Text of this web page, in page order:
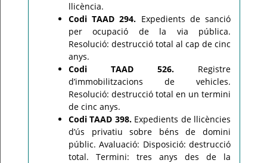
llicència.
Codi TAAD 294. Expedients de sanció
per ocupació de la via pública.
Resolució: destrucció total al cap de cinc
anys.
Codi TAAD 526. Registre
d’immobilitzacions de vehicles.
Resolució: destrucció total en un termini
de cinc anys.
Codi TAAD 398.Expedients de llicències
d’ús privatiu sobre béns de domini
públic. Avaluació: Disposició: destrucció
total. Termini: tres anys des de la